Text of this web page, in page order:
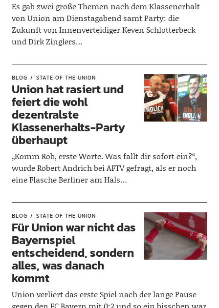
Es gab zwei große Themen nach dem Klassenerhalt
von Union am Dienstagabend samt Party: die
Zukunft von Innenverteidiger Keven Schlotterbeck
und Dirk Zinglers…
BLOG STATE OF THE UNION
Union hat rasiert und
feiert die wohl
dezentralste
Klassenerhalts-Party
überhaupt
„Komm Rob, erste Worte. Was fällt dir sofort ein?“,
wurde Robert Andrich bei AFTV gefragt, als er noch
eine Flasche Berliner am Hals…
BLOG STATE OF THE UNION
Für Union war nicht das
Bayernspiel
entscheidend, sondern
alles, was danach
kommt
Union verliert das erste Spiel nach der lange Pause